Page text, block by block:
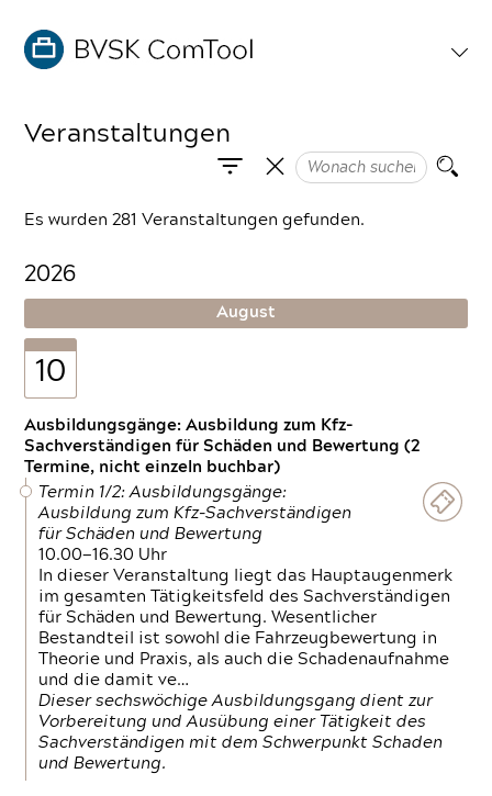
Veranstaltungen
Es wurden 281 Veranstaltungen gefunden.
2026
August
10
Ausbildungsgänge: Ausbildung zum Kfz-
Sachverständigen für Schäden und Bewertung (2
Termine, nicht einzeln buchbar)
Termin 1/2: Ausbildungsgänge:
Ausbildung zum Kfz-Sachverständigen
für Schäden und Bewertung
10.00—16.30 Uhr
In dieser Veranstaltung liegt das Hauptaugenmerk
im gesamten Tätigkeitsfeld des Sachverständigen
für Schäden und Bewertung. Wesentlicher
Bestandteil ist sowohl die Fahrzeugbewertung in
Theorie und Praxis, als auch die Schadenaufnahme
und die damit ve…
Dieser sechswöchige Ausbildungsgang dient zur
Vorbereitung und Ausübung einer Tätigkeit des
Sachverständigen mit dem Schwerpunkt Schaden
und Bewertung.